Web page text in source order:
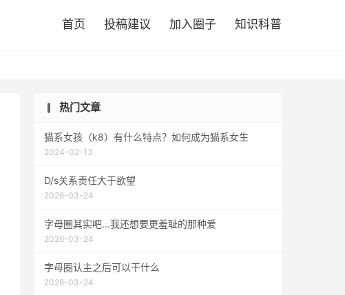
首页 投稿建议 加入圈子 知识科普
热门文章
猫系女孩（k8）有什么特点？如何成为猫系女生
2024-02-13
D/s关系责任大于欲望
2026-03-24
字母圈其实吧...我还想要更羞耻的那种爱
2026-03-24
字母圈认主之后可以干什么
2026-03-24